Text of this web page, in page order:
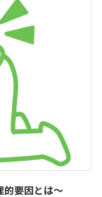
的要因とは～